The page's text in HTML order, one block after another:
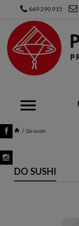
Do sushi
669 290 915
DO SUSHI